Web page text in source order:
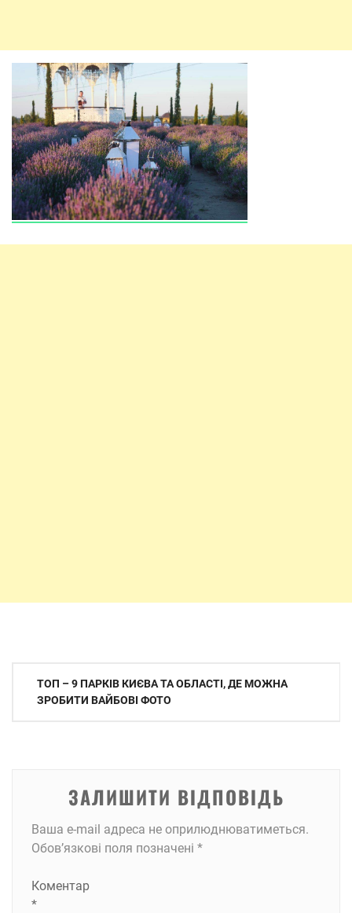
Навігація
записів
ТОП – 9 ПАРКІВ КИЄВА ТА ОБЛАСТІ, ДЕ МОЖНА
ЗРОБИТИ ВАЙБОВІ ФОТО
ЗАЛИШИТИ ВІДПОВІДЬ
Ваша e-mail адреса не оприлюднюватиметься.
Обов’язкові поля позначені *
Коментар
*